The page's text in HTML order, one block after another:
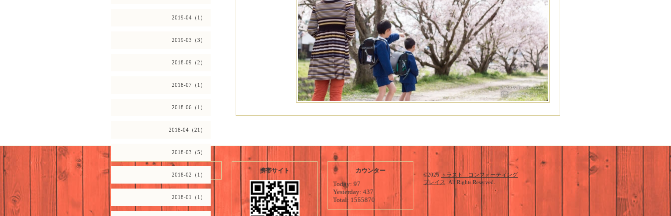
2019-04（1）
2019-03（3）
2018-09（2）
2018-07（1）
2018-06（1）
2018-04（21）
2018-03（5）
2018-02（1）
2018-01（1）
携帯サイト カウンター
Today: 97
Yesterday: 437
Total: 1555870
©2026 トラスト コンフォーティング
プレイス
. All Rights Reserved.